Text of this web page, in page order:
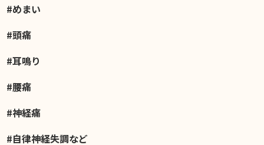
#めまい
#頭痛
#耳鳴り
#腰痛
#神経痛
#自律神経失調など